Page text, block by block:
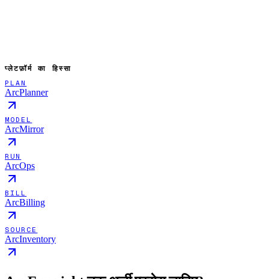
प्लेटफ़ॉर्म का हिस्सा
PLAN
ArcPlanner
MODEL
ArcMirror
RUN
ArcOps
BILL
ArcBilling
SOURCE
ArcInventory